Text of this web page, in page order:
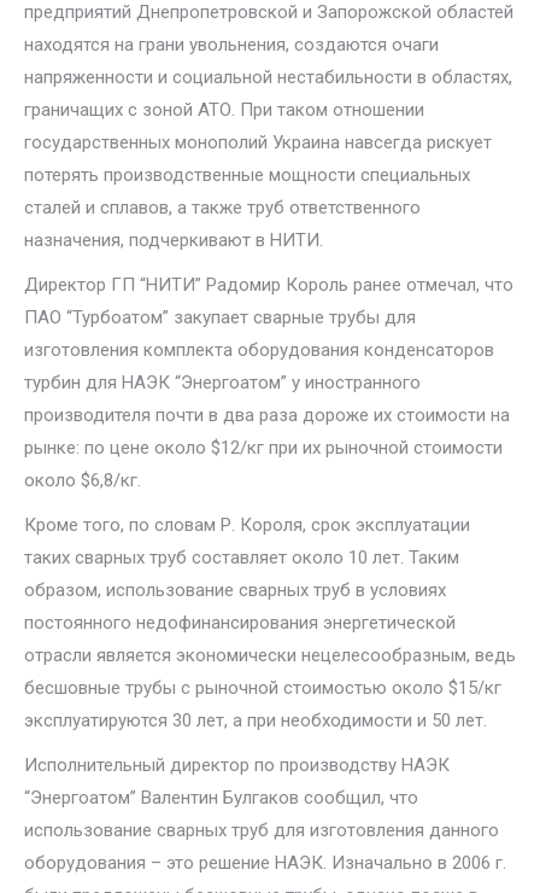
предприятий Днепропетровской и Запорожской областей
находятся на грани увольнения, создаются очаги
напряженности и социальной нестабильности в областях,
граничащих с зоной АТО. При таком отношении
государственных монополий Украина навсегда рискует
потерять производственные мощности специальных
сталей и сплавов, а также труб ответственного
назначения, подчеркивают в НИТИ.
Директор ГП “НИТИ” Радомир Король ранее отмечал, что
ПАО “Турбоатом” закупает сварные трубы для
изготовления комплекта оборудования конденсаторов
турбин для НАЭК “Энергоатом” у иностранного
производителя почти в два раза дороже их стоимости на
рынке: по цене около $12/кг при их рыночной стоимости
около $6,8/кг.
Кроме того, по словам Р. Короля, срок эксплуатации
таких сварных труб составляет около 10 лет. Таким
образом, использование сварных труб в условиях
постоянного недофинансирования энергетической
отрасли является экономически нецелесообразным, ведь
бесшовные трубы с рыночной стоимостью около $15/кг
эксплуатируются 30 лет, а при необходимости и 50 лет.
Исполнительный директор по производству НАЭК
“Энергоатом” Валентин Булгаков сообщил, что
использование сварных труб для изготовления данного
оборудования – это решение НАЭК. Изначально в 2006 г.